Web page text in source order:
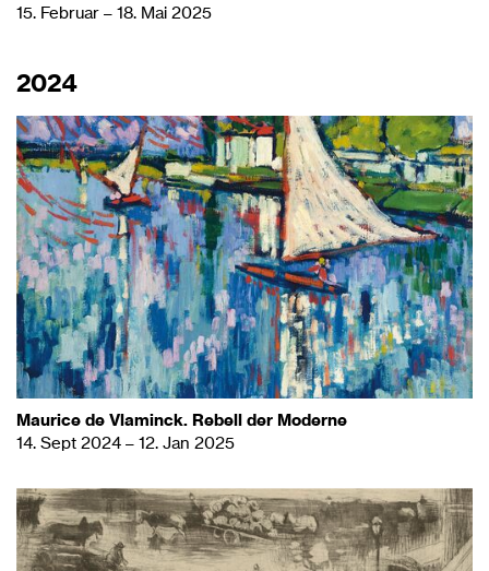
15. Februar – 18. Mai 2025
2024
Maurice de Vlaminck. Rebell der Moderne
14. Sept 2024 – 12. Jan 2025